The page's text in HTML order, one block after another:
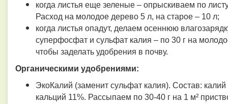
когда листья еще зеленые – опрыскиваем по
Расход на молодое дерево 5 л, на старое – 10 л;
когда листья опадут, делаем осеннюю
суперфосфат и сульфат калия – по 30 г на
чтобы заделать удобрения в почву.
Органическими удобрениями:
ЭкоКалий (заменит сульфат калия). Состав:
кальций 11%. Рассыпаем по 30-40 г на 1 м²